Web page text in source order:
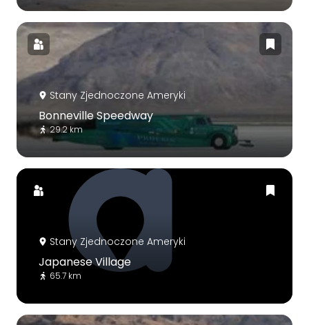
Stany Zjednoczone Ameryki
Bonneville Speedway
29.2 km
Stany Zjednoczone Ameryki
Japanese Village
65.7 km